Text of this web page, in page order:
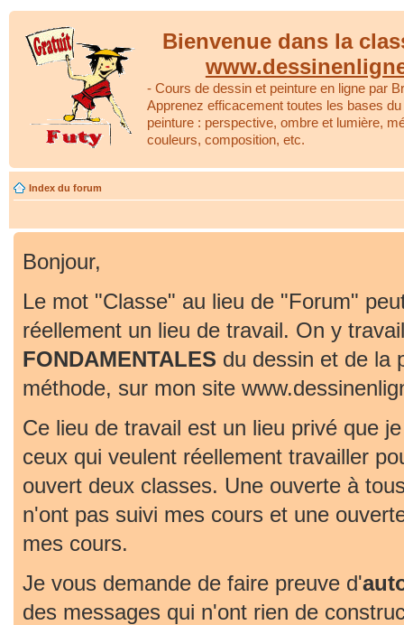
Bienvenue dans la
- Cours de dessin et peinture en ligne par
Apprenez efficacement toutes les bases
peinture : perspective, ombre et lumière,
couleurs, composition, etc.
Index du forum
Bonjour,
Le mot "Classe" au lieu de "Forum"
réellement un lieu de travail. On y
FONDAMENTALES du dessin et de la
méthode, sur mon site
Ce lieu de travail est un lieu privé que
ceux qui veulent réellement travailler
ouvert deux classes. Une ouverte à
n'ont pas suivi mes cours et une
mes cours.
Je vous demande de faire preuve d'
des messages qui n'ont rien de